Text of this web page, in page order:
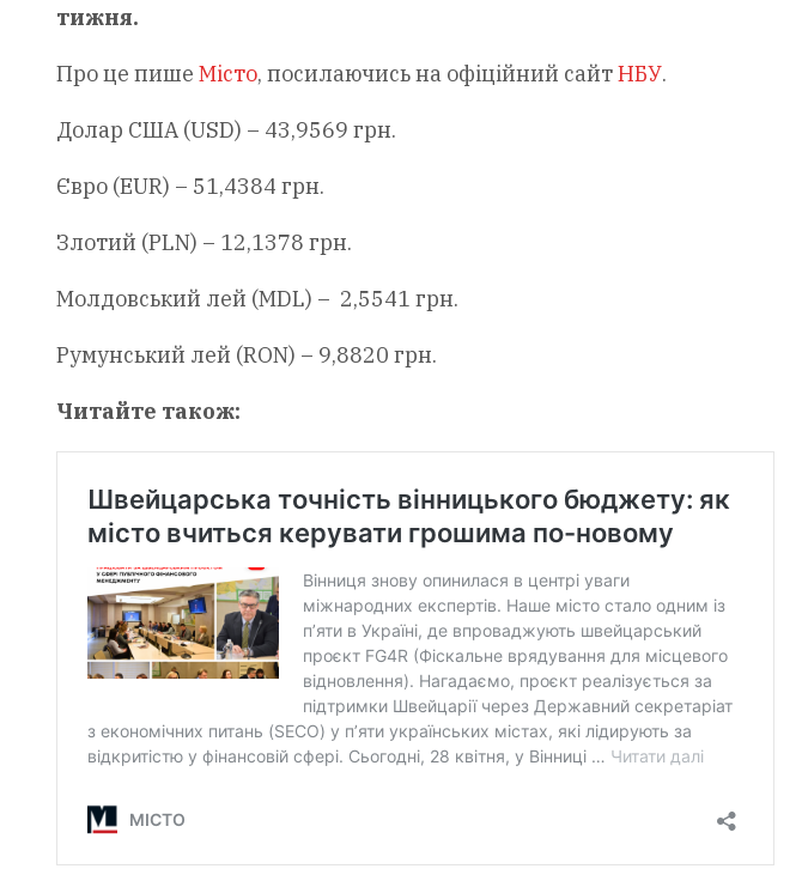
тижня.
Про це пише Місто, посилаючись на офіційний сайтНБУ.
Долар США (USD) – 43,9569 грн.
Євро (EUR) – 51,4384 грн.
Злотий (PLN) – 12,1378 грн.
Молдовський лей (MDL) – 2,5541 грн.
Румунський лей (RON) – 9,8820 грн.
Читайте також: